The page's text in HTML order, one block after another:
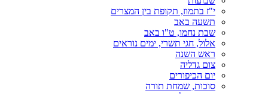
י"ז בתמוז, תקופת בין המצרים
תשעה באב
שבת נחמו, ט"ו באב
אלול, חגי תשרי, ימים נוראים
ראש השנה
צום גדליה
יום הכיפורים
סוכות, שמחת תורה